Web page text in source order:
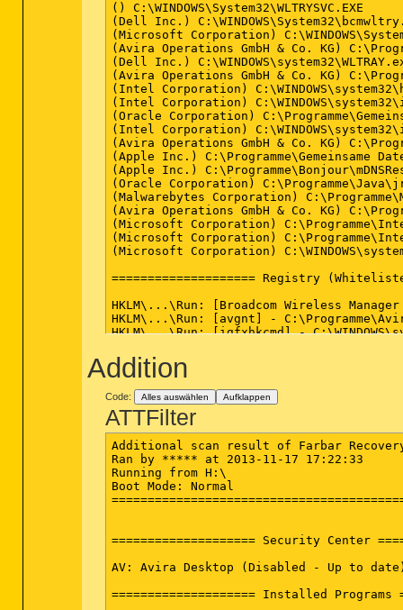
() C:\WINDOWS\System32\WLTRYSVC.EXE
(Dell Inc.)
(Microsoft Corporation)
(Avira Operations GmbH & Co. KG)
(Dell Inc.)
(Avira Operations GmbH & Co. KG)
(Intel Corporation)
(Intel Corporation)
(Oracle Corporation)
(Intel Corporation)
(Avira Operations GmbH & Co. KG)
(Apple Inc.) C:\Programme\Gemeinsame
(Apple Inc.)
(Oracle Corporation)
(Malwarebytes Corporation)
(Avira Operations GmbH & Co. KG)
(Microsoft Corporation)
(Microsoft Corporation)
(Microsoft Corporation)
==================== Registry
HKLM\...\Run: [Broadcom Wireless
HKLM\...\Run: [avgnt] -
HKLM\...\Run: [igfxhkcmd] -
HKLM\...\Run: [SunJavaUpdateSched] -
==================== Internet
HKCU\Software\Microsoft\Internet
HKCU\Software\Microsoft\Internet
SearchScopes: HKLM - DefaultScope
SearchScopes: HKCU - DefaultScope
SearchScopes: HKCU - {0633EE93-D776-
BHO: Java(tm) Plug-In SSV Helper -
BHO: Java(tm) Plug-In 2 SSV Helper -
DPF: {17492023-C23A-453E-A040-
DPF: {6E32070A-766D-4EE6-879C-
Handler: http\0x00000001 - {E1D2BF42-
Handler: http\oledb - {E1D2BF40-A96B-
Handler: https\0x00000001 - {E1D2BF42-
Handler: https\oledb - {E1D2BF40-A96B-
Addition
Code: Alles auswählen Aufklappen
ATTFilter
Additional scan result of Farbar
Ran by ***** at 2013-11-17 17:22:33
Running from H:\
Boot Mode: Normal
==================== Security Center
AV: Avira Desktop (Disabled - Up to date)
==================== Installed Programs